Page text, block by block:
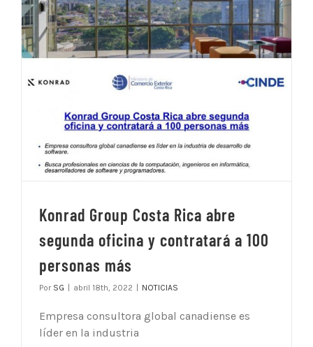
Konrad Group Costa Rica abre
segunda oficina y contratará a 100
personas más
Por SG | abril 18th, 2022 | NOTICIAS
Empresa consultora global canadiense es
líder en la industria